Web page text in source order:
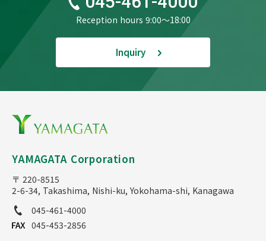
Reception hours 9:00〜18:00
Inquiry
YAMAGATA Corporation
〒 220-8515
2-6-34, Takashima, Nishi-ku, Yokohama-shi, Kanagawa
045-461-4000
045-453-2856